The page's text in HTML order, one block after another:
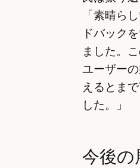
「素晴ら
ドバック
ました。
ユーザー
えるとま
した。」
今後の